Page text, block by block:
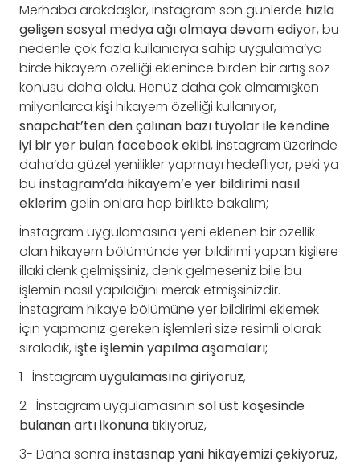
Merhaba arakdaşlar, instagram son günlerde hızla
gelişen sosyal medya ağı olmaya devam ediyor, bu
nedenle çok fazla kullanıcıya sahip uygulama’ya
birde hikayem özelliği eklenince birden bir artış söz
konusu daha oldu. Henüz daha çok olmamışken
milyonlarca kişi hikayem özelliği kullanıyor,
snapchat’ten den çalınan bazı tüyolar ile kendine
iyi bir yer bulan facebook ekibi, instagram üzerinde
daha’da güzel yenilikler yapmayı hedefliyor, peki ya
bu instagram’da hikayem’e yer bildirimi nasıl
eklerimgelin onlara hep birlikte bakalım;
İnstagram uygulamasına yeni eklenen bir özellik
olan hikayem bölümünde yer bildirimi yapan kişilere
illaki denk gelmişsiniz, denk gelmeseniz bile bu
işlemin nasıl yapıldığını merak etmişsinizdir.
İnstagram hikaye bölümüne yer bildirimi eklemek
için yapmanız gereken işlemleri size resimli olarak
sıraladık, işte işlemin yapılma aşamaları;
1- İnstagram uygulamasına giriyoruz,
2- İnstagram uygulamasının sol üst köşesinde
bulanan artı ikonunatıklıyoruz,
3- Daha sonra instasnap yani hikayemizi çekiyoruz,